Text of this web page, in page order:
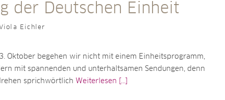
der Deutschen Einheit
Eichler
3. Oktober begehen wir nicht mit einem Einheitsprogramm,
mit spannenden und unterhaltsamen Sendungen, denn
sprichwörtlich Weiterlesen [...]